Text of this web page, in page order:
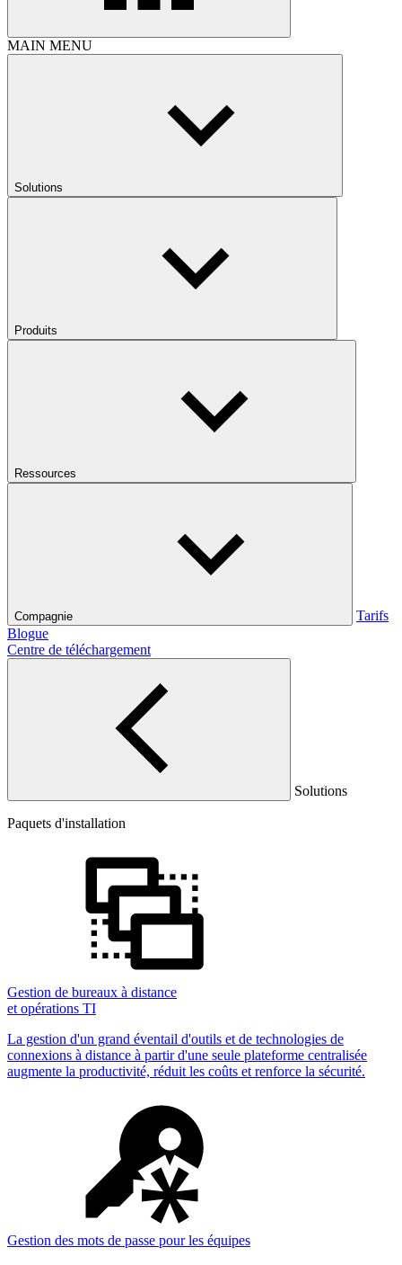
MAIN MENU
Solutions
Produits
Ressources
Compagnie
Tarifs
Blogue
Centre de téléchargement
Solutions
Paquets d'installation
Gestion de bureaux à distance
et opérations TI
La gestion d'un grand éventail d'outils et de technologies de
connexions à distance à partir d'une seule plateforme centralisée
augmente la productivité, réduit les coûts et renforce la sécurité.
Gestion des mots de passe pour les équipes